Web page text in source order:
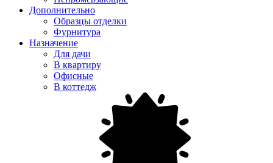
Дополнительно
Образцы отделки
Фурнитура
Назначение
Для дачи
В квартиру
Офисные
В коттедж